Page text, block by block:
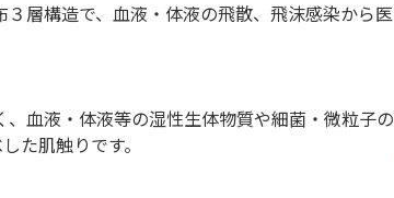
層構造で、血液・体液の飛散、飛沫感染から医
血液・体液等の湿性生体物質や細菌・微粒子の
た肌触りです。